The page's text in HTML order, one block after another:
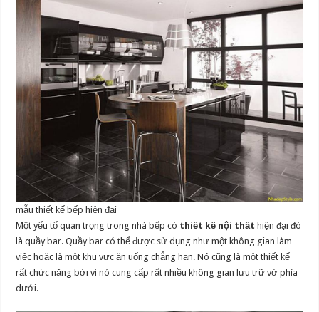
mẫu thiết kế bếp hiện đại
Một yếu tố quan trọng trong nhà bếp có thiết kế nội thất hiện đại đó
là quầy bar. Quầy bar có thể được sử dụng như một không gian làm
việc hoặc là một khu vực ăn uống chẳng hạn. Nó cũng là một thiết kế
rất chức năng bởi vì nó cung cấp rất nhiều không gian lưu trữ vở phía
dưới.